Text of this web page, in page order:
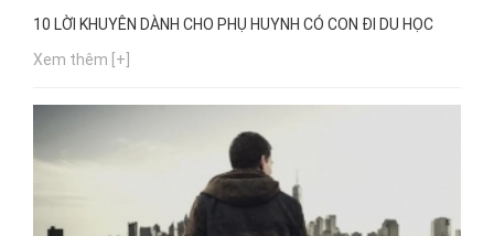
10 LỜI KHUYÊN DÀNH CHO PHỤ HUYNH CÓ CON ĐI DU HỌC
Xem thêm [+]